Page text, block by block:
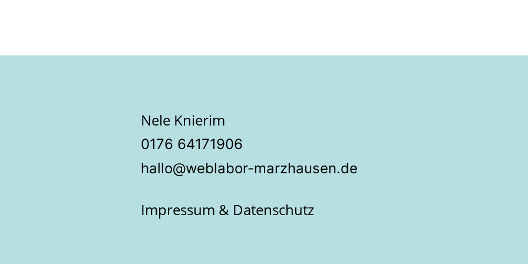
Nele Knierim
‭0176 64171906‬
hallo@weblabor-marzhausen.de
Impressum & Datenschutz